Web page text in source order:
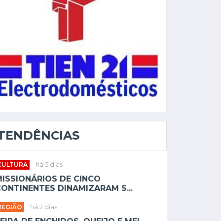
há 5 dias
DE CINCO
DINAMIZARAM S...
há 2 dias